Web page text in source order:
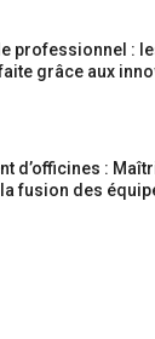
professionnel :
grâce aux
d’officines :
fusion des